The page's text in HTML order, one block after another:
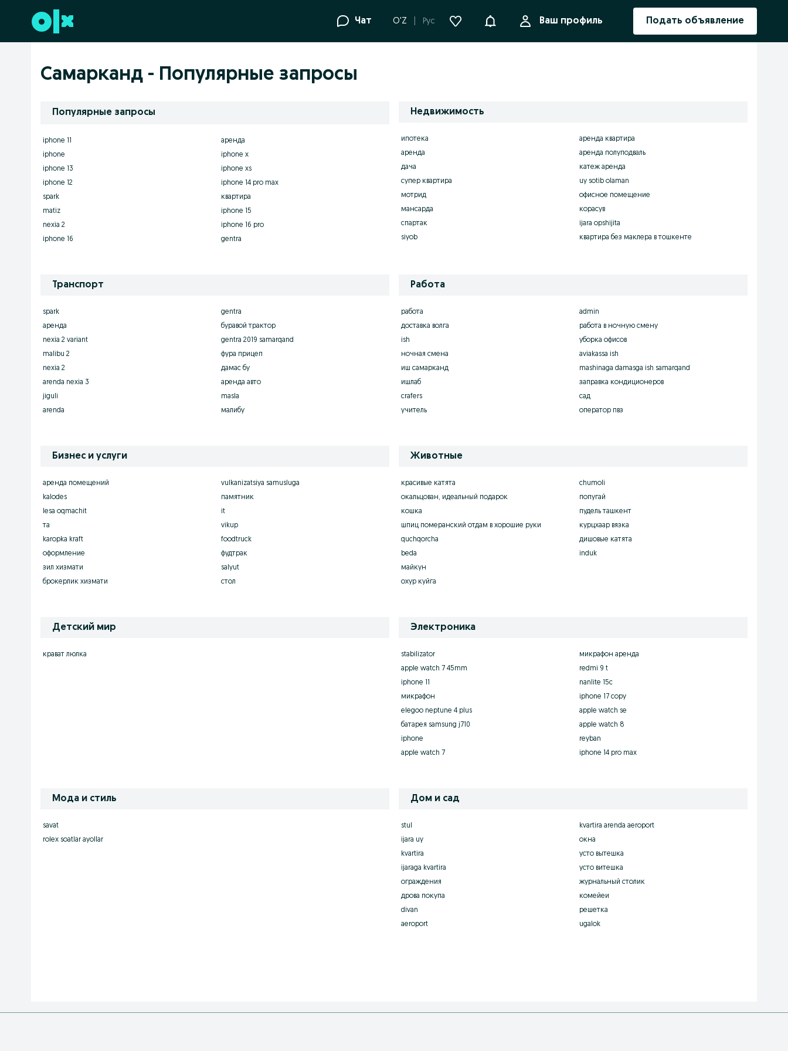
Перейти к нижнему колонтитулу Чат O'Z Рус УведомленияВаш профиль Подать объявление
Самарканд - Популярные запросы
Популярные запросы
iphone 11
iphone
iphone 13
iphone 12
spark
matiz
nexia 2
iphone 16
аренда
iphone x
iphone xs
iphone 14 pro max
квартира
iphone 15
iphone 16 pro
gentra
Недвижимость
ипотека
аренда
дача
супер квартира
мотрид
мансарда
спартак
siyob
аренда квартира
аренда полуподваль
катеж аренда
uy sotib olaman
офисное помещение
корасув
ijara opshijita
квартира без маклера в тошкенте
Транспорт
spark
аренда
nexia 2 variant
malibu 2
nexia 2
arenda nexia 3
jiguli
arenda
gentra
буравой трактор
gentra 2019 samarqand
фура прицеп
дамас бу
аренда авто
masla
малибу
Работа
работа
доставка волга
ish
ночная смена
иш самарканд
ишлаб
crafers
учитель
admin
работа в ночную смену
уборка офисов
aviakassa ish
mashinaga damasga ish samarqand
заправка кондиционеров
сад
оператор пвз
Бизнес и услуги
аренда помещений
kalodes
lesa oqmachit
та
karopka kraft
оформление
зил хизмати
брокерлик хизмати
vulkanizatsiya samusluga
памятник
it
vikup
foodtruck
фудтрак
salyut
стол
Животные
красивые катята
окальцован, идеальный подарок
кошка
шпиц померанский отдам в хорошие руки
quchqorcha
beda
майкун
охур куйга
chumoli
попугай
пудель ташкент
курцхаар вязка
дишовые катята
induk
Детский мир
крават люлка
Электроника
stabilizator
apple watch 7 45mm
iphone 11
микрафон
elegoo neptune 4 plus
батарея samsung j710
iphone
apple watch 7
микрафон аренда
redmi 9 t
nanlite 15c
iphone 17 copy
apple watch se
apple watch 8
reyban
iphone 14 pro max
Мода и стиль
savat
rolex soatlar ayollar
Дом и сад
stul
ijara uy
kvartira
ijaraga kvartira
ограждения
дрова покупа
divan
aeroport
kvartira arenda aeroport
окна
усто вытешка
усто витешка
журнальный столик
комейеи
решетка
ugalok